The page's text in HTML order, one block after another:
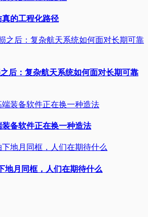
的工程化路径
后：复杂航天系统如何面对长期可靠
备软件正在换一种造法
地月同框，人们在期待什么